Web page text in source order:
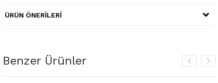
ÜRÜN ÖNERILERI
Benzer Ürünler